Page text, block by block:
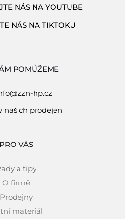
POMŮŽEME
hp.cz
našich prodejen
PRO VÁS
a tipy
O firmě
Prodejny
materiál
NÁS NA YOUTUBE
NÁS NA TIKTOKU